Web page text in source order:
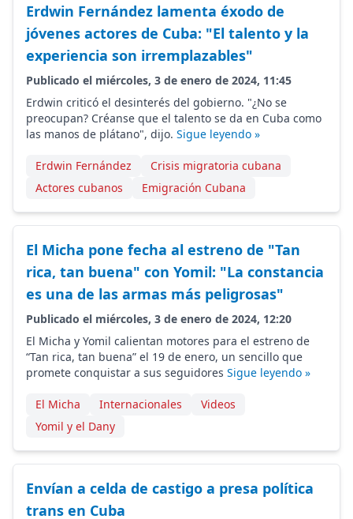
Erdwin Fernández lamenta éxodo de
jóvenes actores de Cuba: "El talento y la
experiencia son irremplazables"
Publicado el miércoles, 3 de enero de 2024, 11:45
Erdwin criticó el desinterés del gobierno. "¿No se
preocupan? Créanse que el talento se da en Cuba como
las manos de plátano", dijo. Sigue leyendo »
Erdwin Fernández
Crisis migratoria cubana
Actores cubanos
Emigración Cubana
El Micha pone fecha al estreno de "Tan
rica, tan buena" con Yomil: "La constancia
es una de las armas más peligrosas"
Publicado el miércoles, 3 de enero de 2024, 12:20
El Micha y Yomil calientan motores para el estreno de
“Tan rica, tan buena” el 19 de enero, un sencillo que
promete conquistar a sus seguidores Sigue leyendo »
El Micha Internacionales
Videos
Yomil y el Dany
Envían a celda de castigo a presa política
trans en Cuba